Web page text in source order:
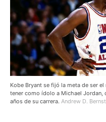
Kobe Bryant se fijó la meta de ser
tener como ídolo a Michael Jordan,
años de su carrera. Andrew D.